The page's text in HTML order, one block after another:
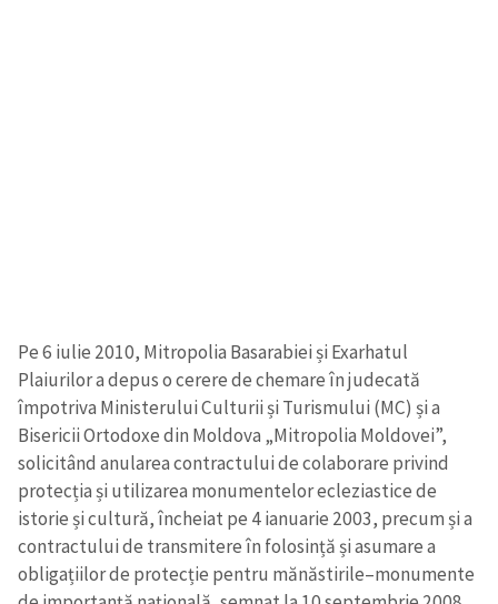
Pe 6 iulie 2010, Mitropolia Basarabiei și Exarhatul
Plaiurilor a depus o cerere de chemare în judecată
împotriva Ministerului Culturii și Turismului (MC) și a
Bisericii Ortodoxe din Moldova „Mitropolia Moldovei”,
solicitând anularea contractului de colaborare privind
protecția și utilizarea monumentelor ecleziastice de
istorie și cultură, încheiat pe 4 ianuarie 2003, precum și a
contractului de transmitere în folosință și asumare a
obligațiilor de protecție pentru mănăstirile–monumente